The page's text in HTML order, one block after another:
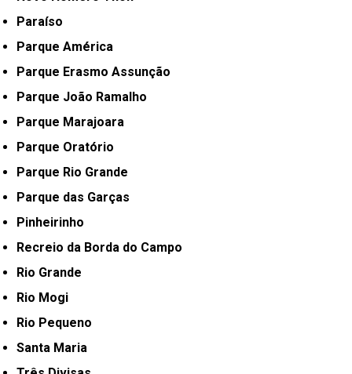
Paraíso
Parque América
Parque Erasmo Assunção
Parque João Ramalho
Parque Marajoara
Parque Oratório
Parque Rio Grande
Parque das Garças
Pinheirinho
Recreio da Borda do Campo
Rio Grande
Rio Mogi
Rio Pequeno
Santa Maria